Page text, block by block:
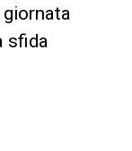
giornata
sfida